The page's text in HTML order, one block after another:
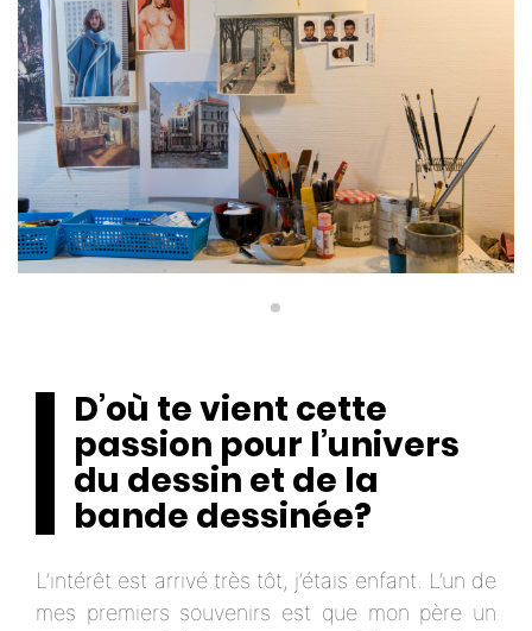
D’où te vient cette
passion pour l’univers
du dessin et de la
bande dessinée?
L’intérêt est arrivé très tôt, j’étais enfant. L’un de
mes premiers souvenirs est que mon père un